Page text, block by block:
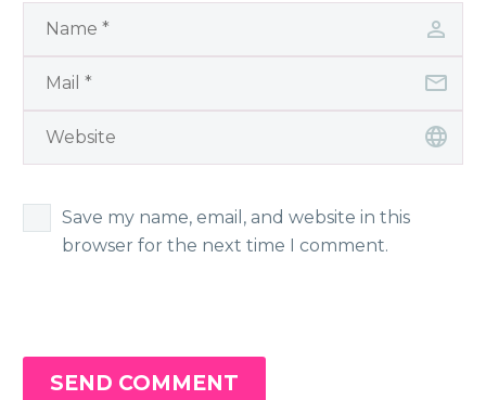
Save my name, email, and website in this
browser for the next time I comment.
SEND COMMENT